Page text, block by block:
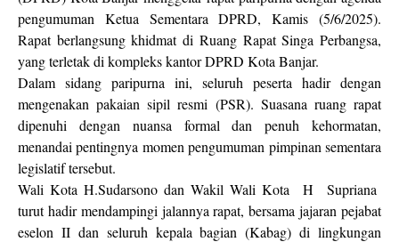
pengumuman Ketua Sementara DPRD, Kamis (5/6/2025).
Rapat berlangsung khidmat di Ruang Rapat Singa Perbangsa,
yang terletak di kompleks kantor DPRD Kota Banjar.
Dalam sidang paripurna ini, seluruh peserta hadir dengan
mengenakan pakaian sipil resmi (PSR). Suasana ruang rapat
dipenuhi dengan nuansa formal dan penuh kehormatan,
menandai pentingnya momen pengumuman pimpinan sementara
legislatif tersebut.
Wali Kota H.Sudarsono dan Wakil Wali Kota H Supriana
turut hadir mendampingi jalannya rapat, bersama jajaran pejabat
eselon II dan seluruh kepala bagian (Kabag) di lingkungan